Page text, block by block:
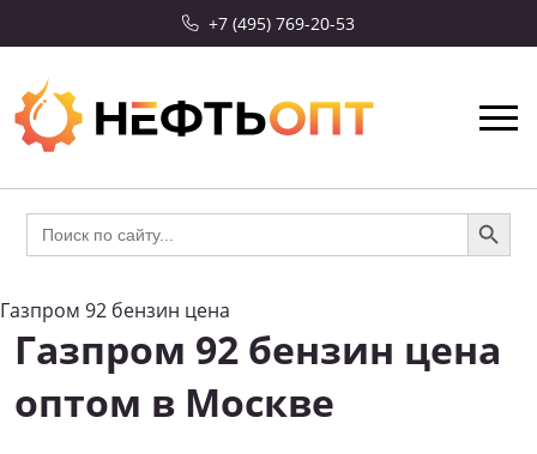
+7 (495) 769-20-53
Search
for:
Search Button
Газпром 92 бензин цена
Газпром 92 бензин цена
оптом в Москве